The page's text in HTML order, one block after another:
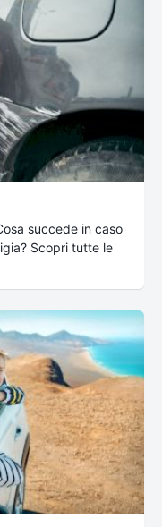
succede in caso
Scopri tutte le